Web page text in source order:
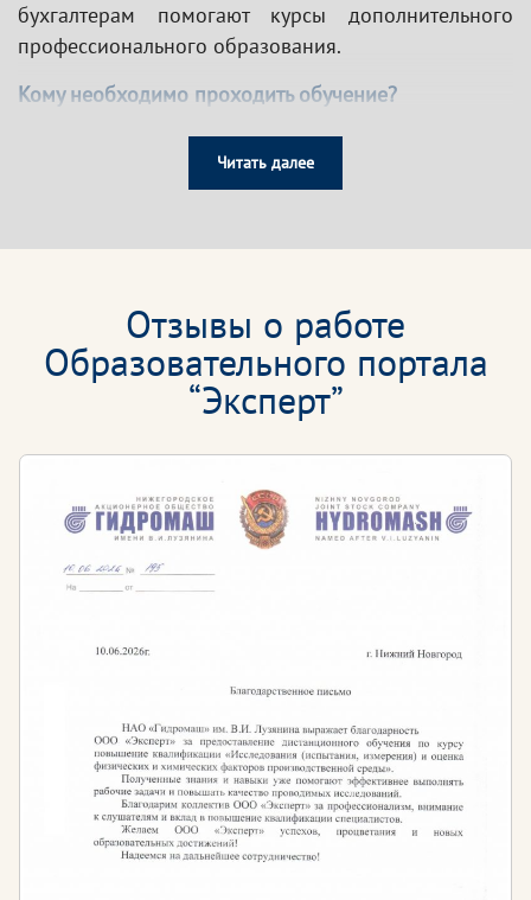
бухгалтерам помогают курсы дополнительного
профессионального образования.
Кому необходимо проходить обучение?
Специалисты планово-экономических служб
Директор по операционному управлению
Директор по бухгалтерскому аутсорсингу
Коммерческий директор
Директор по развитию бизнеса
Укрепить собственные знания
Получить новую профессию в сфере
бухгалтерского учёта
Исключить ошибки в бухучете, связанные с
изменениями законодательства
Обучиться составлению отчетности по новым
правилам и формам
Минимизировать претензии со стороны
Читать далее
Отзывы о работе
Образовательного портала
“Эксперт”